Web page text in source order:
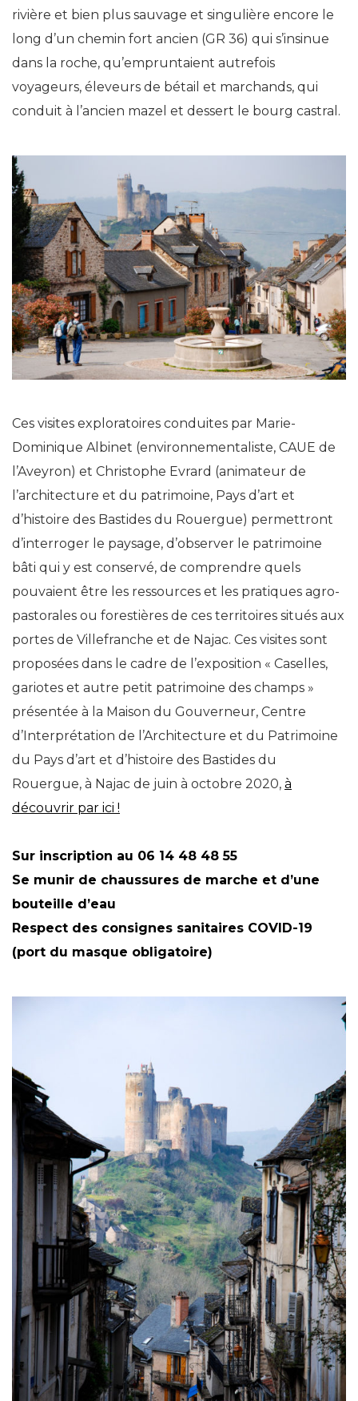
rivière et bien plus sauvage et singulière encore le
long d’un chemin fort ancien (GR 36) qui s’insinue
dans la roche, qu’empruntaient autrefois
voyageurs, éleveurs de bétail et marchands, qui
conduit à l’ancien mazel et dessert le bourg castral.
Ces visites exploratoires conduites par Marie-
Dominique Albinet (environnementaliste, CAUE de
l’Aveyron) et Christophe Evrard (animateur de
l’architecture et du patrimoine, Pays d’art et
d’histoire des Bastides du Rouergue) permettront
d’interroger le paysage, d’observer le patrimoine
bâti qui y est conservé, de comprendre quels
pouvaient être les ressources et les pratiques agro-
pastorales ou forestières de ces territoires situés aux
portes de Villefranche et de Najac. Ces visites sont
proposées dans le cadre de l’exposition « Caselles,
gariotes et autre petit patrimoine des champs »
présentée à la Maison du Gouverneur, Centre
d’Interprétation de l’Architecture et du Patrimoine
du Pays d’art et d’histoire des Bastides du
Rouergue, à Najac de juin à octobre 2020, à
découvrir par ici !
Sur inscription au 06 14 48 48 55
Se munir de chaussures de marche et d’une
bouteille d’eau
Respect des consignes sanitaires COVID-19
(port du masque obligatoire)